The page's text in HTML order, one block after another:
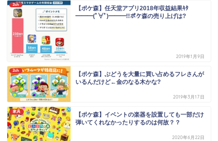
2ch
【ポケ森】任天堂アプリ2018年収益結果ｷﾀ
━━━(ﾟ∀ﾟ)━━━!!ポケ森の売り上げは?
2019年1月9日
2ch
【ポケ森】ぶどうを大量に買い占めるフレさんが
いるんだけど←金のなる木かな?
2019年3月17日
家具
【ポケ森】イベントの楽器を設置しても一部だけ
弾いてくれなかったりするのは何故？？
2020年6月22日